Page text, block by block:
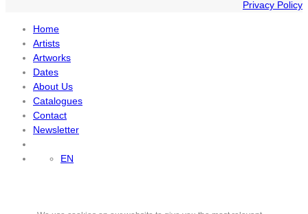
Privacy Policy
Home
Artists
Artworks
Dates
About Us
Catalogues
Contact
Newsletter
EN